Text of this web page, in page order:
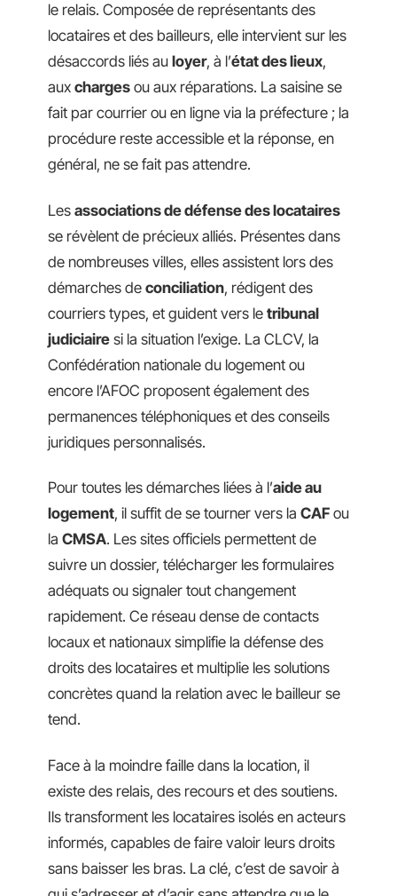
le relais. Composée de représentants des
locataires et des bailleurs, elle intervient sur les
désaccords liés au loyer, à l’état des lieux,
aux charges ou aux réparations. La saisine se
fait par courrier ou en ligne via la préfecture ; la
procédure reste accessible et la réponse, en
général, ne se fait pas attendre.
Les associations de défense des locataires
se révèlent de précieux alliés. Présentes dans
de nombreuses villes, elles assistent lors des
démarches de conciliation, rédigent des
courriers types, et guident vers le tribunal
judiciaire si la situation l’exige. La CLCV, la
Confédération nationale du logement ou
encore l’AFOC proposent également des
permanences téléphoniques et des conseils
juridiques personnalisés.
Pour toutes les démarches liées à l’aide au
logement, il suffit de se tourner vers la CAF ou
la CMSA. Les sites officiels permettent de
suivre un dossier, télécharger les formulaires
adéquats ou signaler tout changement
rapidement. Ce réseau dense de contacts
locaux et nationaux simplifie la défense des
droits des locataires et multiplie les solutions
concrètes quand la relation avec le bailleur se
tend.
Face à la moindre faille dans la location, il
existe des relais, des recours et des soutiens.
Ils transforment les locataires isolés en acteurs
informés, capables de faire valoir leurs droits
sans baisser les bras. La clé, c’est de savoir à